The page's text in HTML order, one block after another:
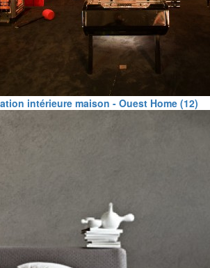
intérieure maison - Ouest Home (12)